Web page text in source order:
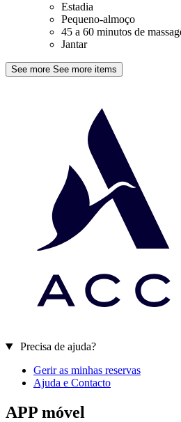
Estadia
Pequeno-almoço
45 a 60 minutos de
Jantar
See more See more items
Precisa de ajuda?
Gerir as minhas reservas
Ajuda e Contacto
APP móvel